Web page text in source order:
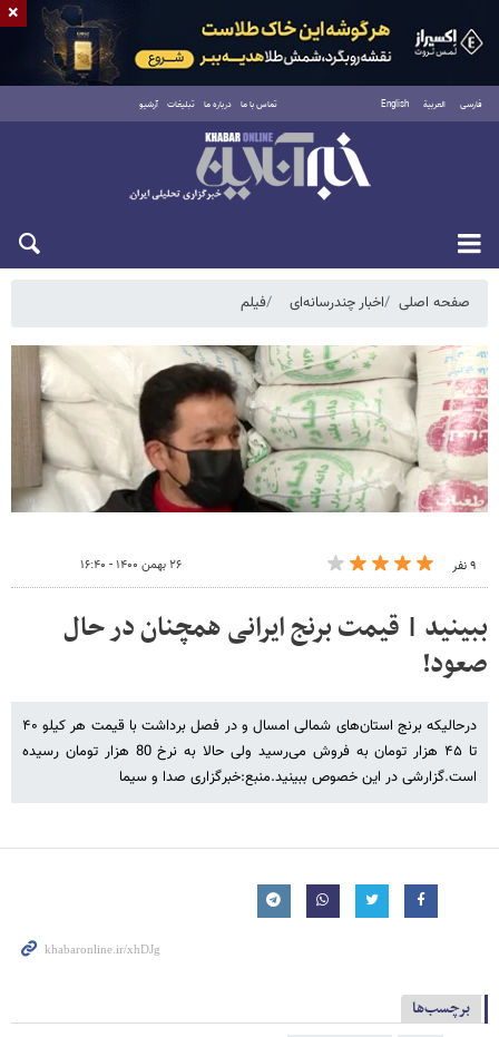
فارسی العربية English تماس با ما درباره ما تبلیغات آرشیو
جمعه ۱۶ مرداد ۱۴۰۵
صفحه اصلی اخبار چندرسانه‌ای فیلم
۹ نفر ۲۶ بهمن ۱۴۰۰ - ۱۶:۴۰
ببینید | قیمت برنج ایرانی همچنان در حال
صعود!
درحالیکه برنج استان‌های شمالی امسال و در فصل برداشت با قیمت هر کیلو ۴۰
تا ۴۵ هزار تومان به فروش می‌رسید ولی حالا به نرخ 80 هزار تومان رسیده
است.گزارشی در این خصوص ببینید.منبع:خبرگزاری صدا و سیما
برچسب‌ها
×